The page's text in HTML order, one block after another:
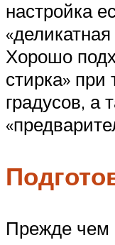
настройка
Хорошо
стирка» при
градусов, а
Прежде чем